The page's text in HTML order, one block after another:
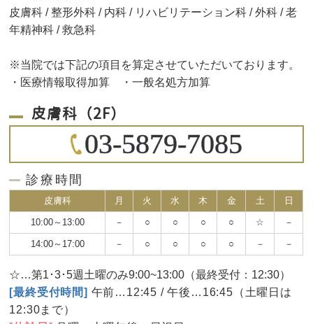
皮膚科 / 整形外科 / 内科 / リハビリテーション科 / 外科 / 老
年精神科 / 救急科
※当院では下記の項目を算定させていただいております。
・医療情報取得加算 ・一般名処方加算
皮膚科（2F）
03-5879-7085
診療時間
皮膚科 月 火 水 木 金 土 日
10:00～13:00 － ○ ○ ○ ○ ☆ －
14:00～17:00 － ○ ○ ○ ○ － －
☆…第1･3･5週土曜のみ9:00~13:00（最終受付：12:30）
[最終受付時間] 午前…12:45 / 午後…16:45（土曜日は
12:30まで）